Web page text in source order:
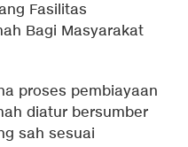
Fasilitas
Bagi Masyarakat
proses pembiayaan
diatur bersumber
sah sesuai